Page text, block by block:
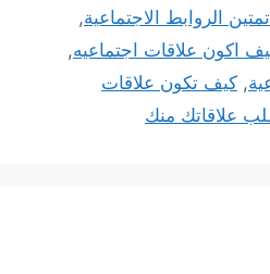
تمتين الروابط الاجتماعية,
اكون علاقات اجتماعيه,
, كيف تكون علاقات
علاقاتك منك